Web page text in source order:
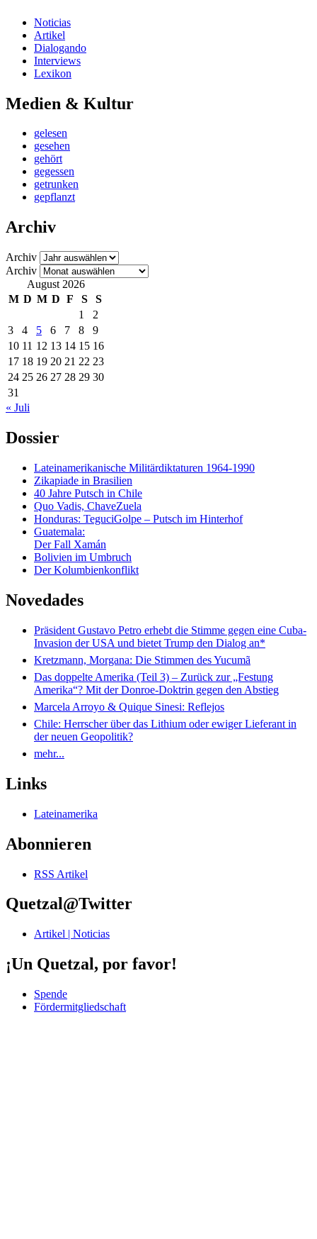
Noticias
Artikel
Dialogando
Interviews
Lexikon
Medien & Kultur
gelesen
gesehen
gehört
gegessen
getrunken
gepflanzt
Archiv
Archiv
Archiv
August 2026
M D M D F S
S
1
2
3
4 5 6 7 8
9
10 11 12 13 14 15 16
17 18 19 20 21 22 23
24 25 26 27 28 29 30
31
« Juli
Dossier
Lateinamerikanische Militärdiktaturen 1964-1990
Zikapiade in Brasilien
40 Jahre Putsch in Chile
Quo Vadis, ChaveZuela
Honduras: TeguciGolpe – Putsch im Hinterhof
Guatemala:
Der Fall Xamán
Bolivien im Umbruch
Der Kolumbienkonflikt
Novedades
Präsident Gustavo Petro erhebt die Stimme gegen eine Cuba-
Invasion der USA und bietet Trump den Dialog an*
Kretzmann, Morgana: Die Stimmen des Yucumã
Das doppelte Amerika (Teil 3) – Zurück zur „Festung
Amerika“? Mit der Donroe-Doktrin gegen den Abstieg
Marcela Arroyo & Quique Sinesi: Reflejos
Chile: Herrscher über das Lithium oder ewiger Lieferant in
der neuen Geopolitik?
mehr...
Links
Lateinamerika
Abonnieren
RSS Artikel
Quetzal@Twitter
Artikel | Noticias
¡Un Quetzal, por favor!
Spende
Fördermitgliedschaft